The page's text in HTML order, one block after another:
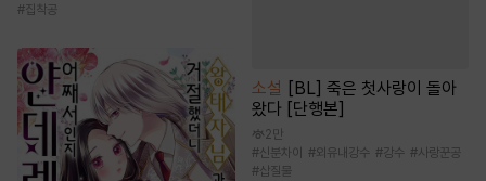
#집착공
소설 [BL] 죽은 첫사랑이 돌아
왔다 [단행본]
2만
#신분차이 #외유내강수 #강수 #사랑꾼공
#삽질물